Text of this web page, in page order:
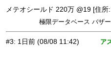
メテオシールド 220万 @19 [住
極限データベース バザ
#3: 1日前 (08/08 11:42) ア